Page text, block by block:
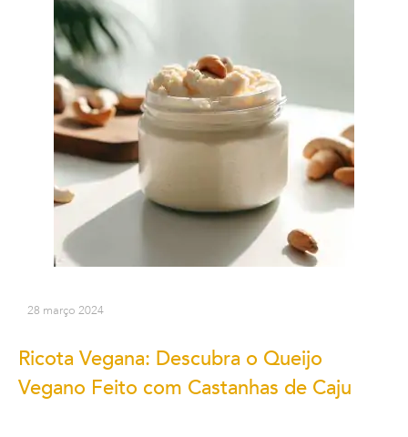
28 março 2024
Ricota Vegana: Descubra o Queijo
Vegano Feito com Castanhas de Caju